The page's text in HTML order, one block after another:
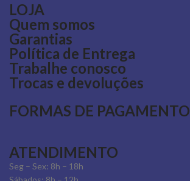
LOJA
Quem somos
Garantias
Política de Entrega
Trabalhe conosco
Trocas e devoluções
FORMAS DE PAGAMENTO
ATENDIMENTO
Seg – Sex: 8h – 18h